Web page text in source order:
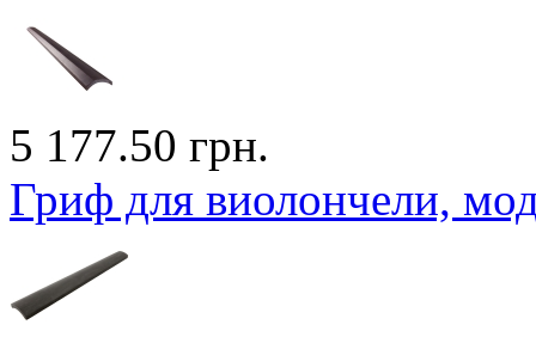
5 177.50 грн.
Гриф для виолончели,